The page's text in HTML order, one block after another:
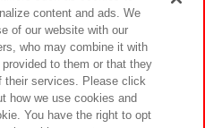
ティ サイトポリシー
content and ads. We
of our website with our
who may combine it with
to them or that they
their services. Please click
how we use cookies and
You have the right to opt